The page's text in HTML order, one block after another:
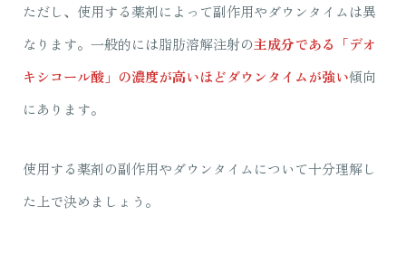
ただし、使用する薬剤によって副作用やダウンタイムは異
なります。一般的には脂肪溶解注射の主成分である「デオ
キシコール酸」の濃度が高いほどダウンタイムが強い傾向
にあります。
使用する薬剤の副作用やダウンタイムについて十分理解し
た上で決めましょう。